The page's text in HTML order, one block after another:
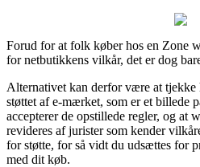
Forud for at folk køber hos en Zone
for netbutikkens vilkår, det er dog
Alternativet kan derfor være at
støttet af e-mærket, som er et billede
accepterer de opstillede regler, og at
revideres af jurister som kender
for støtte, for så vidt du udsættes for
med dit køb.